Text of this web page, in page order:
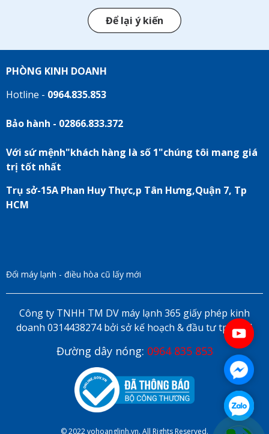
Để lại ý kiến
PHÒNG KINH DOANH
Hotline - 0964.835.853
Bảo hành - 02866.833.372
Với sứ mệnh"khách hàng là số 1"chúng tôi mang giá
trị tốt nhất
Trụ sở-15A Phan Huy Thực,p Tân Hưng,Quận 7, Tp
HCM
Đổi máy lạnh - điều hòa cũ lấy mới
Công ty TNHH TM DV máy lạnh 365 giấy phép kinh
doanh 0314438274 bởi sở kế hoạch & đầu tư tp HCM
Đường dây nóng: 0964 835 853
© 2022 vohoanglinh.vn. All Rights Reserved.